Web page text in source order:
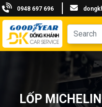
0948 697 696
LỐP